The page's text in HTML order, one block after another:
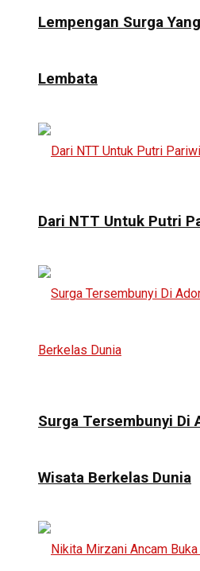
Lempengan Surga
Lembata
Dari NTT Untuk Putri
Surga Tersembunyi Di
Wisata Berkelas Dunia